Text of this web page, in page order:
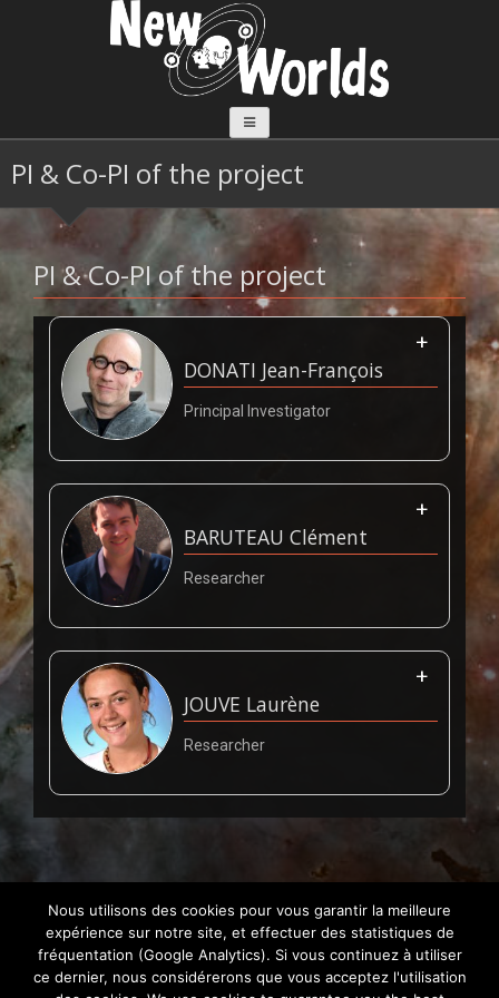
PI & Co-PI of the project
PI & Co-PI of the project
DONATI Jean-François
Principal Investigator
BARUTEAU Clément
Researcher
JOUVE Laurène
Researcher
Nous utilisons des cookies pour vous garantir la meilleure
expérience sur notre site, et effectuer des statistiques de
fréquentation (Google Analytics). Si vous continuez à utiliser
ce dernier, nous considérerons que vous acceptez l'utilisation